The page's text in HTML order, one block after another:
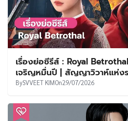
เรื่องย่อซีรีส์ : Royal
เจริญหมื่นปี | สัญญาวิวาห์แห่ง
BySVVEET KIMOn29/07/2026